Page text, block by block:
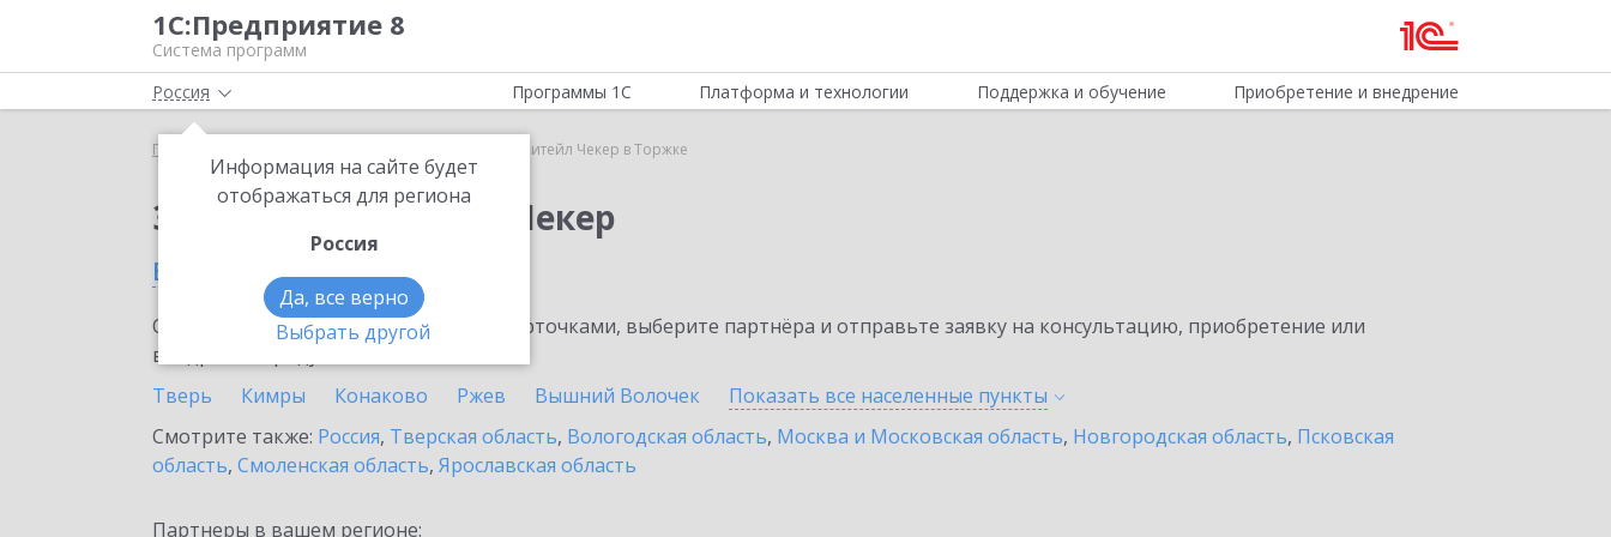
1С:Предприятие 8
Система программ
Россия
Информация на сайте будет
отображаться для региона
Россия
Да, все верно
Выбрать другой
Программы 1С Платформа и технологии Поддержка и обучение Приобретение и внедрение
Главная 1C-Ритейл Чекер в Торжке
Заказать 1C-Ритейл Чекер
в Торжке
Ознакомьтесь с информационными карточками, выберите партнёра и отправьте заявку на консультацию, приобретение или
внедрение продукта.
Тверь
Кимры Конаково Ржев Вышний Волочек Показать все населенные пункты
Смотрите также: Россия, Тверская область, Вологодская область, Москва и Московская область, Новгородская область, Псковская
область, Смоленская область, Ярославская область
Партнеры в вашем регионе: